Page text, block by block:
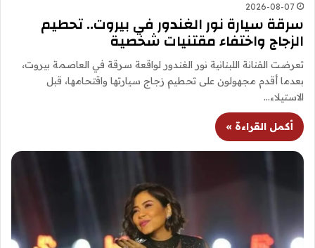
2026-08-07
سرقة سيارة نور الغندور في بيروت.. تحطيم
الزجاج واختفاء مقتنيات شخصية
تعرضت الفنانة اللبنانية نور الغندور لواقعة سرقة في العاصمة بيروت،
بعدما أقدم مجهولون على تحطيم زجاج سيارتها واقتحامها، قبل
الاستيلاء…
أكمل القراءة »